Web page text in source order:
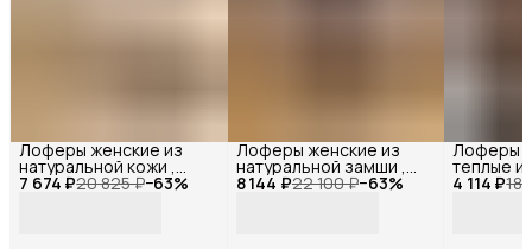
7 674 ₽20 825 ₽−63%
Лоферы женские из
натуральной кожи ,
Reversal, 8 144 ₽22 100 ₽−63%
Лоферы женские из
натуральной замши ,
Reversal, 4 114 ₽18
Лоферы
теплые
замши